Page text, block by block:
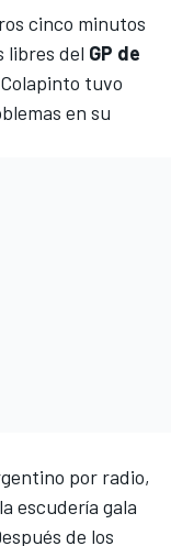
cinco minutos
libres del GP de
tuvo
en su
por radio,
escudería gala
de los